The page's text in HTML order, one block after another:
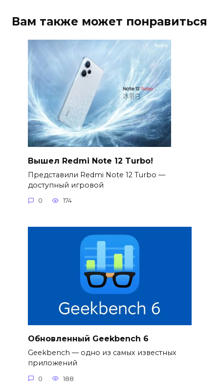
Вам также может понравиться
Вышел Redmi Note 12 Turbo!
Представили Redmi Note 12 Turbo —
доступный игровой
0 174
Обновленный Geekbench 6
Geekbench — одно из самых известных
приложений
0 188